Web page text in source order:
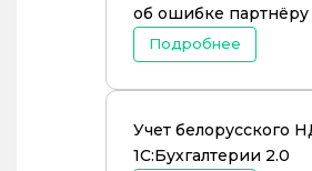
об ошибке партнёру
Подробнее
Учет белорусского
1С:Бухгалтерии 2.0